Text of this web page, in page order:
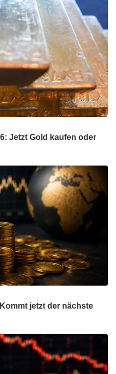
Jetzt Gold kaufen oder
jetzt der nächste